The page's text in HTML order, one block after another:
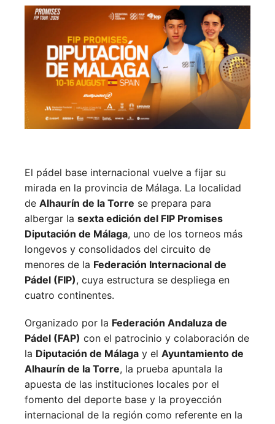
El pádel base internacional vuelve a fijar su
mirada en la provincia de Málaga. La localidad
de Alhaurín de la Torre se prepara para
albergar la sexta edición del FIP Promises
Diputación de Málaga, uno de los torneos más
longevos y consolidados del circuito de
menores de la Federación Internacional de
Pádel (FIP), cuya estructura se despliega en
cuatro continentes.
Organizado por la Federación Andaluza de
Pádel (FAP) con el patrocinio y colaboración de
la Diputación de Málaga y el Ayuntamiento de
Alhaurín de la Torre, la prueba apuntala la
apuesta de las instituciones locales por el
fomento del deporte base y la proyección
internacional de la región como referente en la